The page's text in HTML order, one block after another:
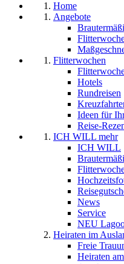
Home
Angebote
Flitterwochen
Hotels
Rundreisen
Ideen für
Reise-
ICH WILL mehr
ICH WILL
News
Service
NEU
Heiraten im
Freie
Heiraten